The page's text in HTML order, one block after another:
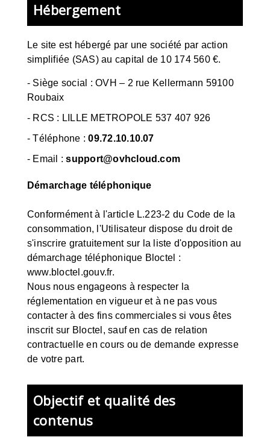
Hébergement
Le site est hébergé par une société par action
simplifiée (SAS) au capital de 10 174 560 €.
- Siège social : OVH – 2 rue Kellermann 59100
Roubaix
- RCS : LILLE METROPOLE 537 407 926
- Téléphone :09.72.10.10.07
- Email :support@ovhcloud.com
Démarchage téléphonique
Conformément à l'article L.223-2 du Code de la
consommation, l'Utilisateur dispose du droit de
s'inscrire gratuitement sur la liste d'opposition au
démarchage téléphonique Bloctel :
www.bloctel.gouv.fr.
Nous nous engageons à respecter la
réglementation en vigueur et à ne pas vous
contacter à des fins commerciales si vous êtes
inscrit sur Bloctel, sauf en cas de relation
contractuelle en cours ou de demande expresse
de votre part.
Objectif et qualité des
contenus